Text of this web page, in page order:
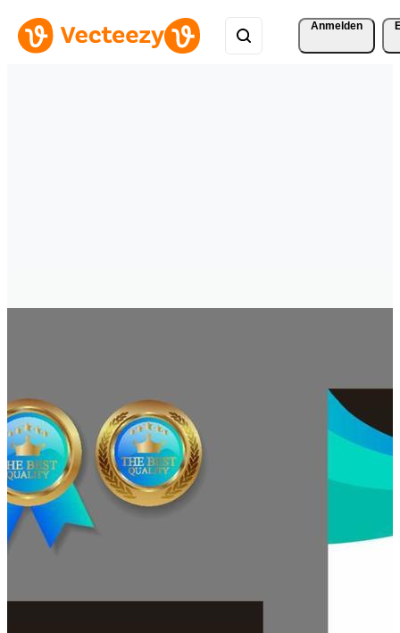
Anmelden